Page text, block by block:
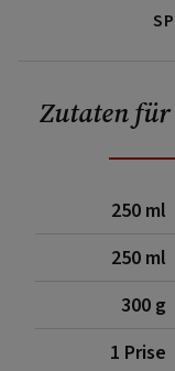
Zutaten für
250 ml
250 ml
300 g
1 Prise